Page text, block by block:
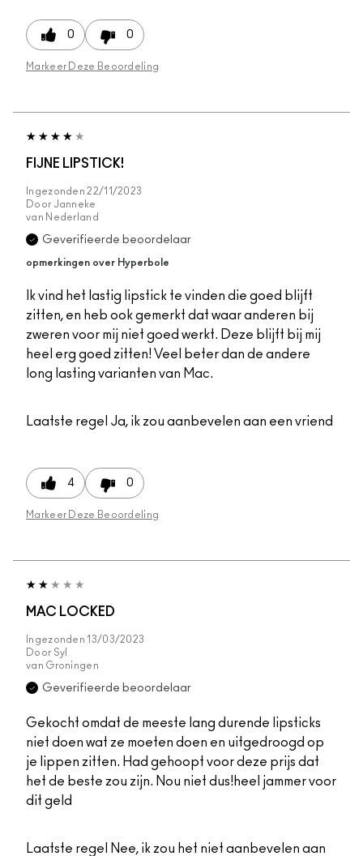
0 0
Markeer Deze Beoordeling
FIJNE LIPSTICK!
Ingezonden 22/11/2023
Door Janneke
van Nederland
Geverifieerde beoordelaar
opmerkingen over Hyperbole
Ik vind het lastig lipstick te vinden die goed blijft
zitten, en heb ook gemerkt dat waar anderen bij
zweren voor mij niet goed werkt. Deze blijft bij mij
heel erg goed zitten! Veel beter dan de andere
long lasting varianten van Mac.
Laatste regel Ja, ik zou aanbevelen aan een vriend
4 0
Markeer Deze Beoordeling
MAC LOCKED
Ingezonden13/03/2023
Door Syl
van Groningen
Geverifieerde beoordelaar
Gekocht omdat de meeste lang durende lipsticks
niet doen wat ze moeten doen en uitgedroogd op
je lippen zitten. Had gehoopt voor deze prijs dat
het de beste zou zijn. Nou niet dus!heel jammer voor
dit geld
Laatste regel
Nee, ik zou het niet aanbevelen aan